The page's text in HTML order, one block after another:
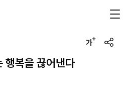
u
행복을 끊어낸다